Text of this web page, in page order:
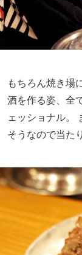
もちろん焼き場
酒を作る姿、全
ェッショナル。
そうなので当た